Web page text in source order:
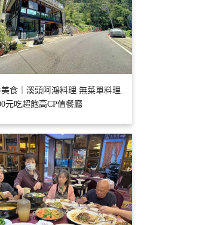
食｜溪頭阿鴻料理 無菜單料理
元吃超飽高CP值餐廳